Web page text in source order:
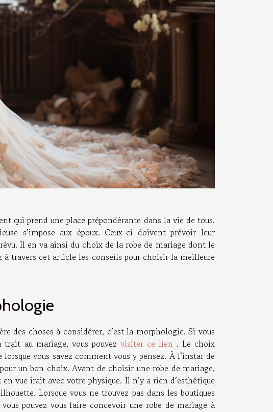
qui prend une place prépondérante dans la vie de tous.
s’impose aux époux. Ceux-ci doivent prévoir leur
Il en va ainsi du choix de la robe de mariage dont le
travers cet article les conseils pour choisir la meilleure
des choses à considérer, c’est la morphologie. Si vous
au mariage, vous pouvez visiter ce lien . Le choix
vous savez comment vous y pensez. À l’instar de
un bon choix. Avant de choisir une robe de mariage,
vue irait avec votre physique. Il n’y a rien d’esthétique
Lorsque vous ne trouvez pas dans les boutiques
pouvez vous faire concevoir une robe de mariage à